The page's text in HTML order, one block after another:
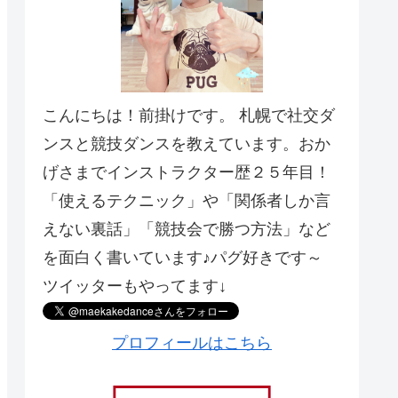
こんにちは！前掛けです。 札幌で社交ダ
ンスと競技ダンスを教えています。おか
げさまでインストラクター歴２５年目！
「使えるテクニック」や「関係者しか言
えない裏話」「競技会で勝つ方法」など
を面白く書いています♪パグ好きです～
ツイッターもやってます↓
プロフィールはこちら